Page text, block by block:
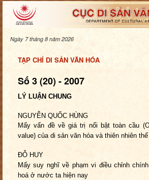
Ngày 7 tháng 8 năm 2026
TẠP CHÍ DI SẢN VĂN HÓA
Số 3 (20) - 2007
LÝ LUẬN CHUNG
NGUYỄN QUỐC HÙNG
Mấy vấn đề về giá trị nổi bật toàn cầu
value) của di sản văn hóa và thiên nhiên
ĐỖ HUY
Mấy suy nghĩ về phạm vi điều chỉnh
hoá ở nước ta hiện nay